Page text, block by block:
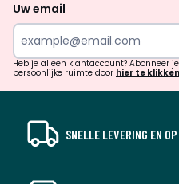
Uw email
Heb je al een klantaccount? Abonneer
persoonlijke ruimte door hier te klikken
SNELLE LEVERING EN